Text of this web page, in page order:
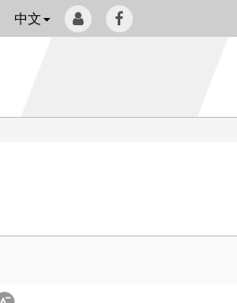
中文
會
Facebook[另
窗]